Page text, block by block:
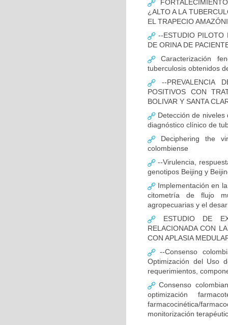
¿ALTO A LA
EL TRAPECIO
--ESTUDIO PILOTO
DE ORINA DE
Caracterización
tuberculosis obtenidos
--PREVALENCIA
POSITIVOS CON
BOLIVAR Y SANTA
Detección de
diagnóstico clínico de
Deciphering the
colombiense
--Virulencia,
genotipos Beijing y
Implementación en
citometría de flujo
agropecuarias y el
ESTUDIO DE
RELACIONADA CON
CON APLASIA
--Consenso
Optimización del Uso
requerimientos,
Consenso
optimización
farmacocinética/
monitorización